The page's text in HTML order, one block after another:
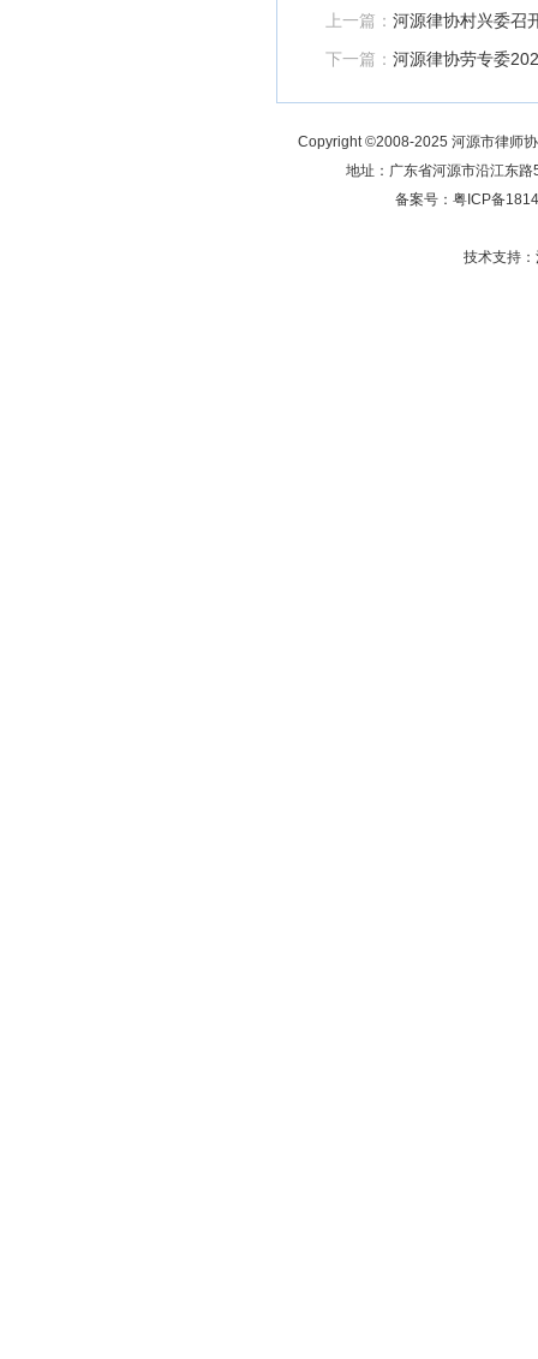
上一篇： 河源律协村兴委召
下一篇： 河源律协劳专委
Copyright ©2008-2025 河源市律师
地址：广东省河源市沿江东
备案号：粤ICP备
技术支持